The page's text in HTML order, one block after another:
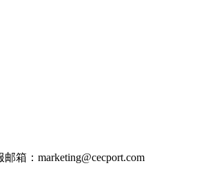
邮箱：marketing@cecport.com